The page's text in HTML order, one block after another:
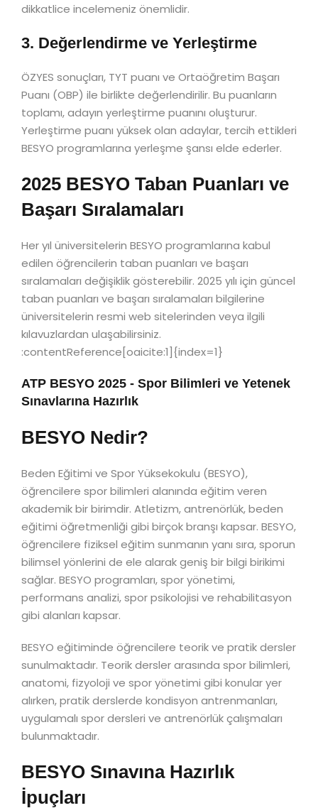
dikkatlice incelemeniz önemlidir.
3. Değerlendirme ve Yerleştirme
ÖZYES sonuçları, TYT puanı ve Ortaöğretim Başarı
Puanı (OBP) ile birlikte değerlendirilir. Bu puanların
toplamı, adayın yerleştirme puanını oluşturur.
Yerleştirme puanı yüksek olan adaylar, tercih ettikleri
BESYO programlarına yerleşme şansı elde ederler.
2025 BESYO Taban Puanları ve
Başarı Sıralamaları
Her yıl üniversitelerin BESYO programlarına kabul
edilen öğrencilerin taban puanları ve başarı
sıralamaları değişiklik gösterebilir. 2025 yılı için güncel
taban puanları ve başarı sıralamaları bilgilerine
üniversitelerin resmi web sitelerinden veya ilgili
kılavuzlardan ulaşabilirsiniz.
:contentReference[oaicite:1]{index=1}
ATP BESYO 2025 - Spor Bilimleri ve Yetenek
Sınavlarına Hazırlık
BESYO Nedir?
Beden Eğitimi ve Spor Yüksekokulu (BESYO),
öğrencilere spor bilimleri alanında eğitim veren
akademik bir birimdir. Atletizm, antrenörlük, beden
eğitimi öğretmenliği gibi birçok branşı kapsar. BESYO,
öğrencilere fiziksel eğitim sunmanın yanı sıra, sporun
bilimsel yönlerini de ele alarak geniş bir bilgi birikimi
sağlar. BESYO programları, spor yönetimi,
performans analizi, spor psikolojisi ve rehabilitasyon
gibi alanları kapsar.
BESYO eğitiminde öğrencilere teorik ve pratik dersler
sunulmaktadır. Teorik dersler arasında spor bilimleri,
anatomi, fizyoloji ve spor yönetimi gibi konular yer
alırken, pratik derslerde kondisyon antrenmanları,
uygulamalı spor dersleri ve antrenörlük çalışmaları
bulunmaktadır.
BESYO Sınavına Hazırlık
İpuçları